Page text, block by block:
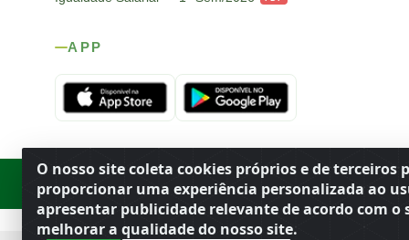
O nosso site coleta cookies próprios e de terceiros
proporcionar uma experiência personalizada ao
apresentar publicidade relevante de acordo com o
melhorar a qualidade do nosso site.
APP
Rod. SP-215, s/n, km 98 — Área Rural Porto Ferreira/ ·